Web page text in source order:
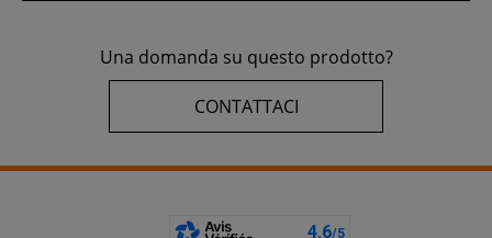
Una domanda su questo prodotto?
CONTATTACI